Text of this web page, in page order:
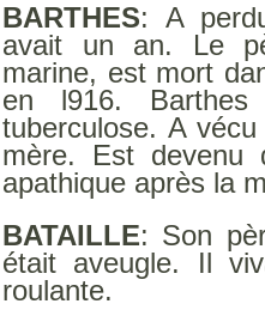
BARTHES: A
avait un an. Le
marine, est mort
en l916.
tuberculose. A
mère. Est devenu
apathique après la
BATAILLE: Son
était aveugle. Il
roulante.